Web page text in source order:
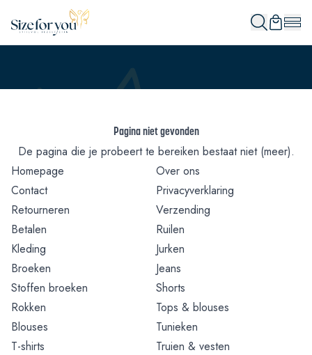
Pagina niet gevonden
De pagina die je probeert te bereiken bestaat niet (meer).
Homepage
Over ons
Contact
Privacyverklaring
Retourneren
Verzending
Betalen
Ruilen
Kleding
Jurken
Broeken
Jeans
Stoffen broeken
Shorts
Rokken
Tops & blouses
Blouses
Tunieken
T-shirts
Truien & vesten